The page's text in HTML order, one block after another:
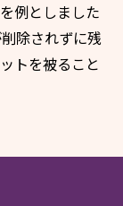
例としました
除されずに残
トを被ること